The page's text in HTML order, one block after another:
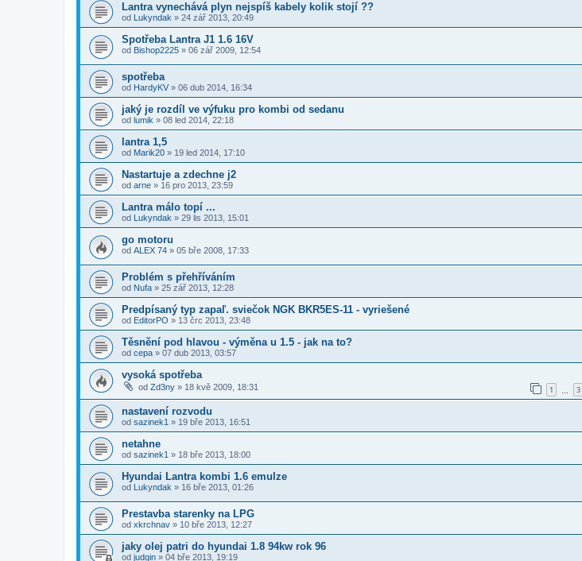
Lantra vynechává plyn nejspíš kabely kolik stojí ??
od Lukyndak » 24 zář 2013, 20:49
Spotřeba Lantra J1 1.6 16V
od Bishop2225 » 06 zář 2009, 12:54
spotřeba
od HardyKV » 06 dub 2014, 16:34
jaký je rozdíl ve výfuku pro kombi od sedanu
od lumik » 08 led 2014, 22:18
lantra 1,5
od Marik20 » 19 led 2014, 17:10
Nastartuje a zdechne j2
od arne » 16 pro 2013, 23:59
Lantra málo topí ...
od Lukyndak » 29 lis 2013, 15:01
go motoru
od ALEX 74 » 05 bře 2008, 17:33
Problém s přehříváním
od Nufa » 25 zář 2013, 12:28
Predpísaný typ zapaľ. sviečok NGK BKR5ES-11 - vyriešené
od EditorPO » 13 črc 2013, 23:48
Těsnění pod hlavou - výměna u 1.5 - jak na to?
od cepa » 07 dub 2013, 03:57
vysoká spotřeba
od Zd3ny » 18 kvě 2009, 18:31 1 3
nastavení rozvodu
od sazinek1 » 19 bře 2013, 16:51
netahne
od sazinek1 » 18 bře 2013, 18:00
Hyundai Lantra kombi 1.6 emulze
od Lukyndak » 16 bře 2013, 01:26
Prestavba starenky na LPG
od xkrchnav » 10 bře 2013, 12:27
jaky olej patri do hyundai 1.8 94kw rok 96
od judgin » 04 bře 2013, 19:19